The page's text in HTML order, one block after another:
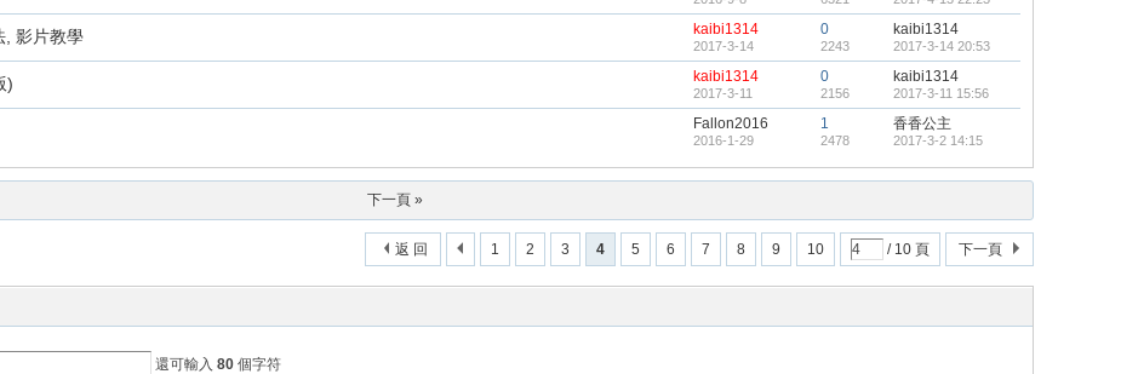
, 影片教學 kaibi1314
2017-3-14
0
2243
kaibi1314
2017-3-14 20:53
) kaibi1314
2017-3-11
0
2156
kaibi1314
2017-3-11 15:56
Fallon2016
2016-1-29
1
2478
香香公主
2017-3-2 14:15
下一頁 »
1 2 3 4 5 6 7 8 9 10 / 10 頁 下一頁
返 回
還可輸入 80 個字符